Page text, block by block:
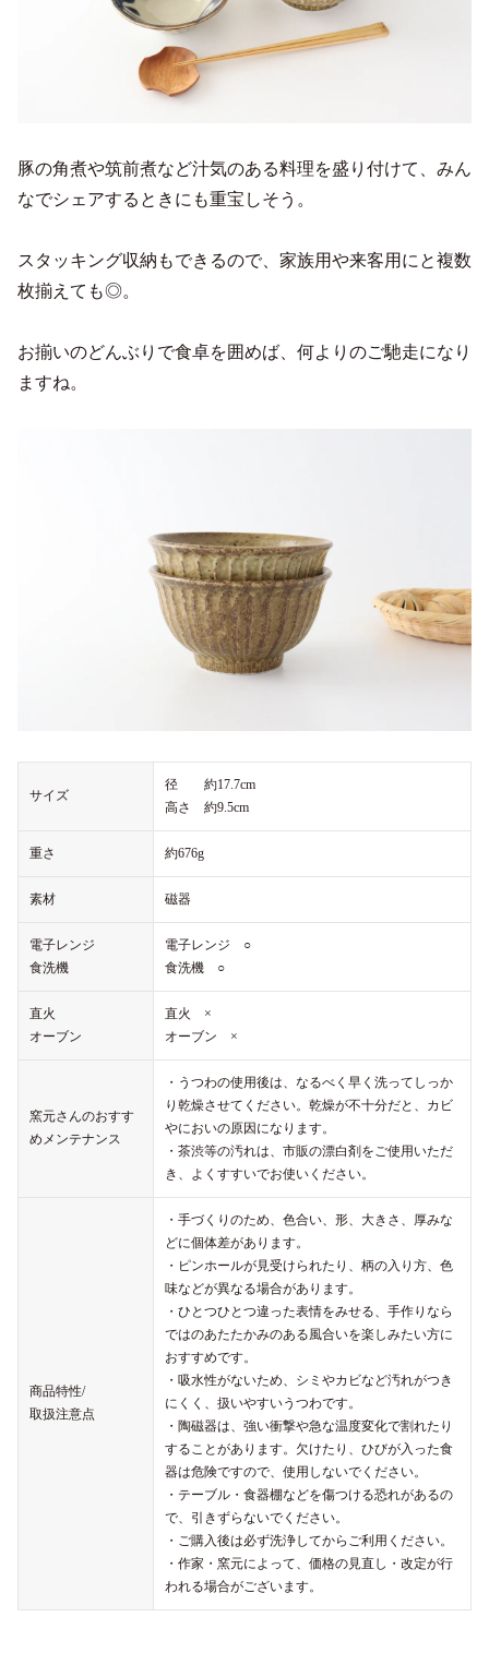
豚の角煮や筑前煮など汁気のある料理を盛り付けて、みん
なでシェアするときにも重宝しそう。
スタッキング収納もできるので、家族用や来客用にと複数
枚揃えても◎。
お揃いのどんぶりで食卓を囲めば、何よりのご馳走になり
ますね。
サイズ
径 約17.7cm
高さ 約9.5cm
重さ 約676g
素材 磁器
電子レンジ
食洗機
電子レンジ ○
食洗機 ○
直火
オーブン
直火 ×
オーブン ×
窯元さんのおすす
めメンテナンス
・うつわの使用後は、なるべく早く洗ってしっか
り乾燥させてください。乾燥が不十分だと、カビ
やにおいの原因になります。
・茶渋等の汚れは、市販の漂白剤をご使用いただ
き、よくすすいでお使いください。
商品特性/
取扱注意点
・手づくりのため、色合い、形、大きさ、厚みな
どに個体差があります。
・ピンホールが見受けられたり、柄の入り方、色
味などが異なる場合があります。
・ひとつひとつ違った表情をみせる、手作りなら
ではのあたたかみのある風合いを楽しみたい方に
おすすめです。
・吸水性がないため、シミやカビなど汚れがつき
にくく、扱いやすいうつわです。
・陶磁器は、強い衝撃や急な温度変化で割れたり
することがあります。欠けたり、ひびが入った食
器は危険ですので、使用しないでください。
・テーブル・食器棚などを傷つける恐れがあるの
で、引きずらないでください。
・ご購入後は必ず洗浄してからご利用ください。
・作家・窯元によって、価格の見直し・改定が行
われる場合がございます。